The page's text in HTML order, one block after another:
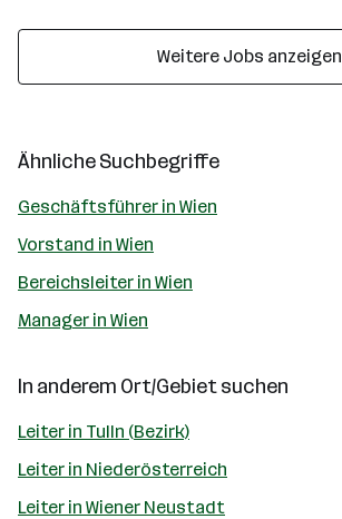
Weitere Jobs anzeigen
Ähnliche Suchbegriffe
Geschäftsführer in Wien
Vorstand in Wien
Bereichsleiter in Wien
Manager in Wien
In anderem Ort/Gebiet suchen
Leiter in Tulln (Bezirk)
Leiter in Niederösterreich
Leiter in Wiener Neustadt